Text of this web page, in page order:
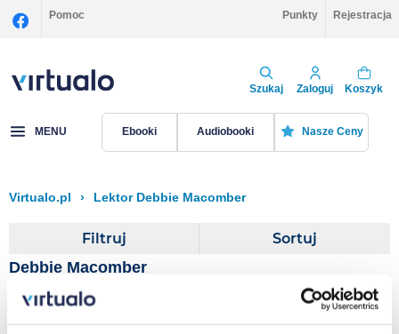
Pomoc Punkty Rejestracja
Szukaj Zaloguj Koszyk
MENU Ebooki Audiobooki Nasze Ceny
Virtualo.pl › Lektor Debbie Macomber
Filtruj Sortuj
Debbie Macomber